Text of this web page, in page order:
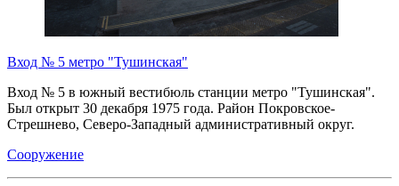
Вход № 5 метро "Тушинская"
Вход № 5 в южный вестибюль станции метро "Тушинская".
Был открыт 30 декабря 1975 года. Район Покровское-
Стрешнево, Северо-Западный административный округ.
Сооружение